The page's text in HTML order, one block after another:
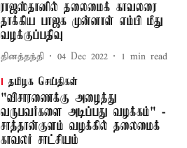
ராஜஸ்தானில் தலைமைக் காவலரை
தாக்கிய பாஜக முன்னாள் எம்பி மீது
வழக்குப்பதிவு
தினத்தந்தி 04 Dec 2022 1 min read
தமிழக செய்திகள்
"விசாரணைக்கு அழைத்து
வருபவர்களை அடிப்பது வழக்கம்" -
சாத்தான்குளம் வழக்கில் தலைமைக்
காவலர் சாட்சியம்